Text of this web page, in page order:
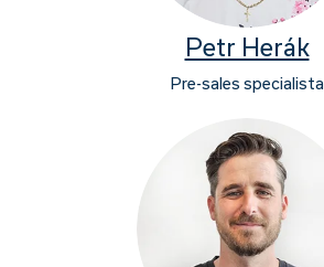
Petr Herák
Pre-sales specialista